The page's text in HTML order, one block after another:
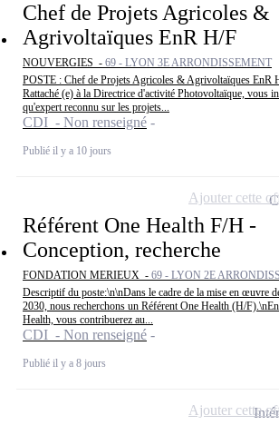
Chef de Projets Agricoles &
Agrivoltaïques EnR H/F
NOUVERGIES - 69 - LYON 3E ARRONDISSEMENT
POSTE : Chef de Projets Agricoles & Agrivoltaïques
Rattaché (e) à la Directrice d'activité Photovoltaïque, vous
qu'expert reconnu sur les projets...
CDI - Non renseigné
Publié il y a 10 jours
Référent One Health F/H -
Conception, recherche
FONDATION MERIEUX - 69 - LYON 2E
Descriptif du poste:\n\nDans le cadre de la mise en œuvre
2030, nous recherchons un Référent One Health (H/
Health, vous contribuerez au...
CDI - Non renseigné
Publié il y a 8 jours
Ajouter cette
Ajouter cette